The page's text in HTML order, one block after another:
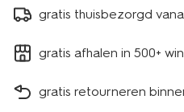
gratis thuisbezorgd
gratis afhalen in 500+
gratis retourneren